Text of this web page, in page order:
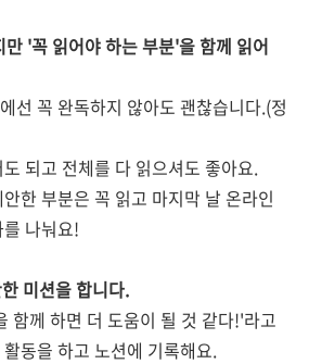
'꼭 읽어야 하는 부분'을 함께 읽어
선 꼭 완독하지 않아도 괜찮습니다.(정
되고 전체를 다 읽으셔도 좋아요.
한 부분은 꼭 읽고 마지막 날 온라인
나눠요!
미션을 합니다.
함께 하면 더 도움이 될 것 같다!'라고
동을 하고 노션에 기록해요.